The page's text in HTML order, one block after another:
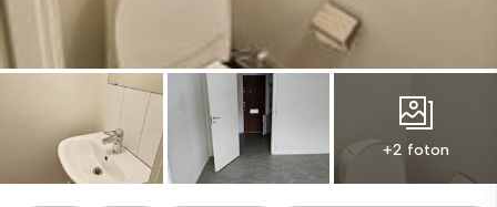
+2 foton